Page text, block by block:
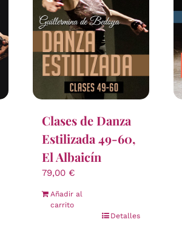
Clases de Danza
Estilizada 49-60,
El Albaicín
79,00 €
Añadir al
carrito
Detalles